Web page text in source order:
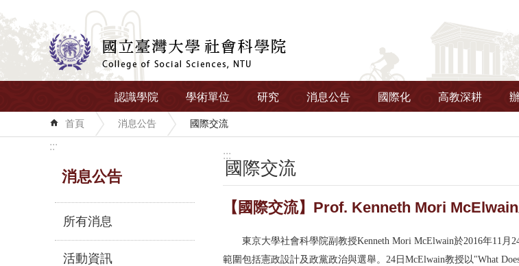
跳到主要內容區塊
認識學院 學術單位 研究 消息公告 國際化 高教深耕
首頁 消息公告 國際交流
:::
消息公告
所有消息
活動資訊
:::
國際交流
【國際交流】Prof. Kenneth Mori
東京大學社會科學院副教授Kenneth Mori McElwain於2016年11月
範圍包括憲政設計及政黨政治與選舉。24日McElwain教授以"What Does